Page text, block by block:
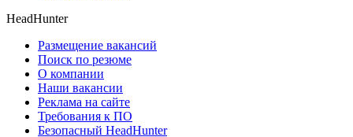
HeadHunter
Размещение вакансий
Поиск по резюме
О компании
Наши вакансии
Реклама на сайте
Требования к ПО
Безопасный HeadHunter